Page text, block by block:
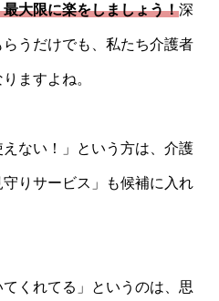
大限に楽をしましょう！深
うだけでも、私たち介護者
ますよね。
ない！」という方は、介護
りサービス」も候補に入れ
くれてる」というのは、思